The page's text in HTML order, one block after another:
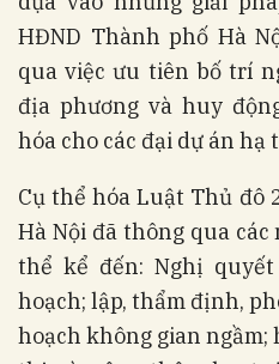
HĐND Thành phố Hà
qua việc ưu tiên bố trí
địa phương và huy
hóa cho các đại dự án hạ
Cụ thể hóa Luật Thủ đô
Hà Nội đã thông qua
thể kể đến: Nghị
hoạch; lập, thẩm định,
hoạch không gian ngầm;